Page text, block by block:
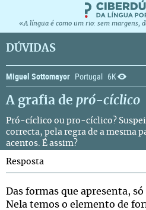
«A língua é como um rio: sem margens,
DÚVIDAS
Miguel Sottomayor Portugal 6K
A grafia de pró-cíclico
Pró-cíclico ou pro-cíclico?
correcta, pela regra de a mesma
acentos. É assim?
Resposta
Das formas que apresenta, só
Nela temos o elemento de